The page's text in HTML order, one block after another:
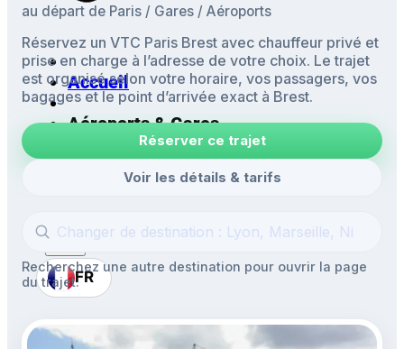
Accueil
Aéroports & Gares
Mise à disposition
Navettes
Excursions
FR
au départ de Paris / Gares / Aéroports
Réservez un VTC Paris Brest avec chauffeur privé et
prise en charge à l’adresse de votre choix. Le trajet
est organisé selon votre horaire, vos passagers, vos
bagages et le point d’arrivée exact à Brest.
Réserver ce trajet
Voir les détails & tarifs
Recherchez une autre destination pour ouvrir la page
du trajet.